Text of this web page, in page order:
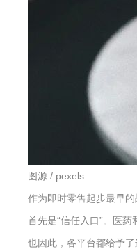
图源 / pexels
作为即时零售起步最早
首先是“信任入口”。医
也因此，各平台都给予了